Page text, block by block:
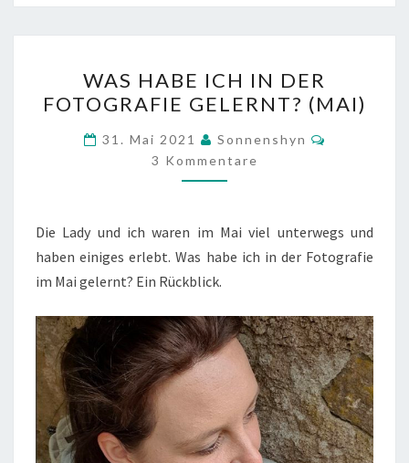
HABE
ICH
IN
DER
FOTOGRAFIE
(MAI)
WAS HABE ICH IN DER
FOTOGRAFIE GELERNT? (MAI)
31. Mai 2021 Sonnenshyn
3 Kommentare
Die Lady und ich waren im Mai viel unterwegs und
haben einiges erlebt. Was habe ich in der Fotografie
im Mai gelernt? Ein Rückblick.